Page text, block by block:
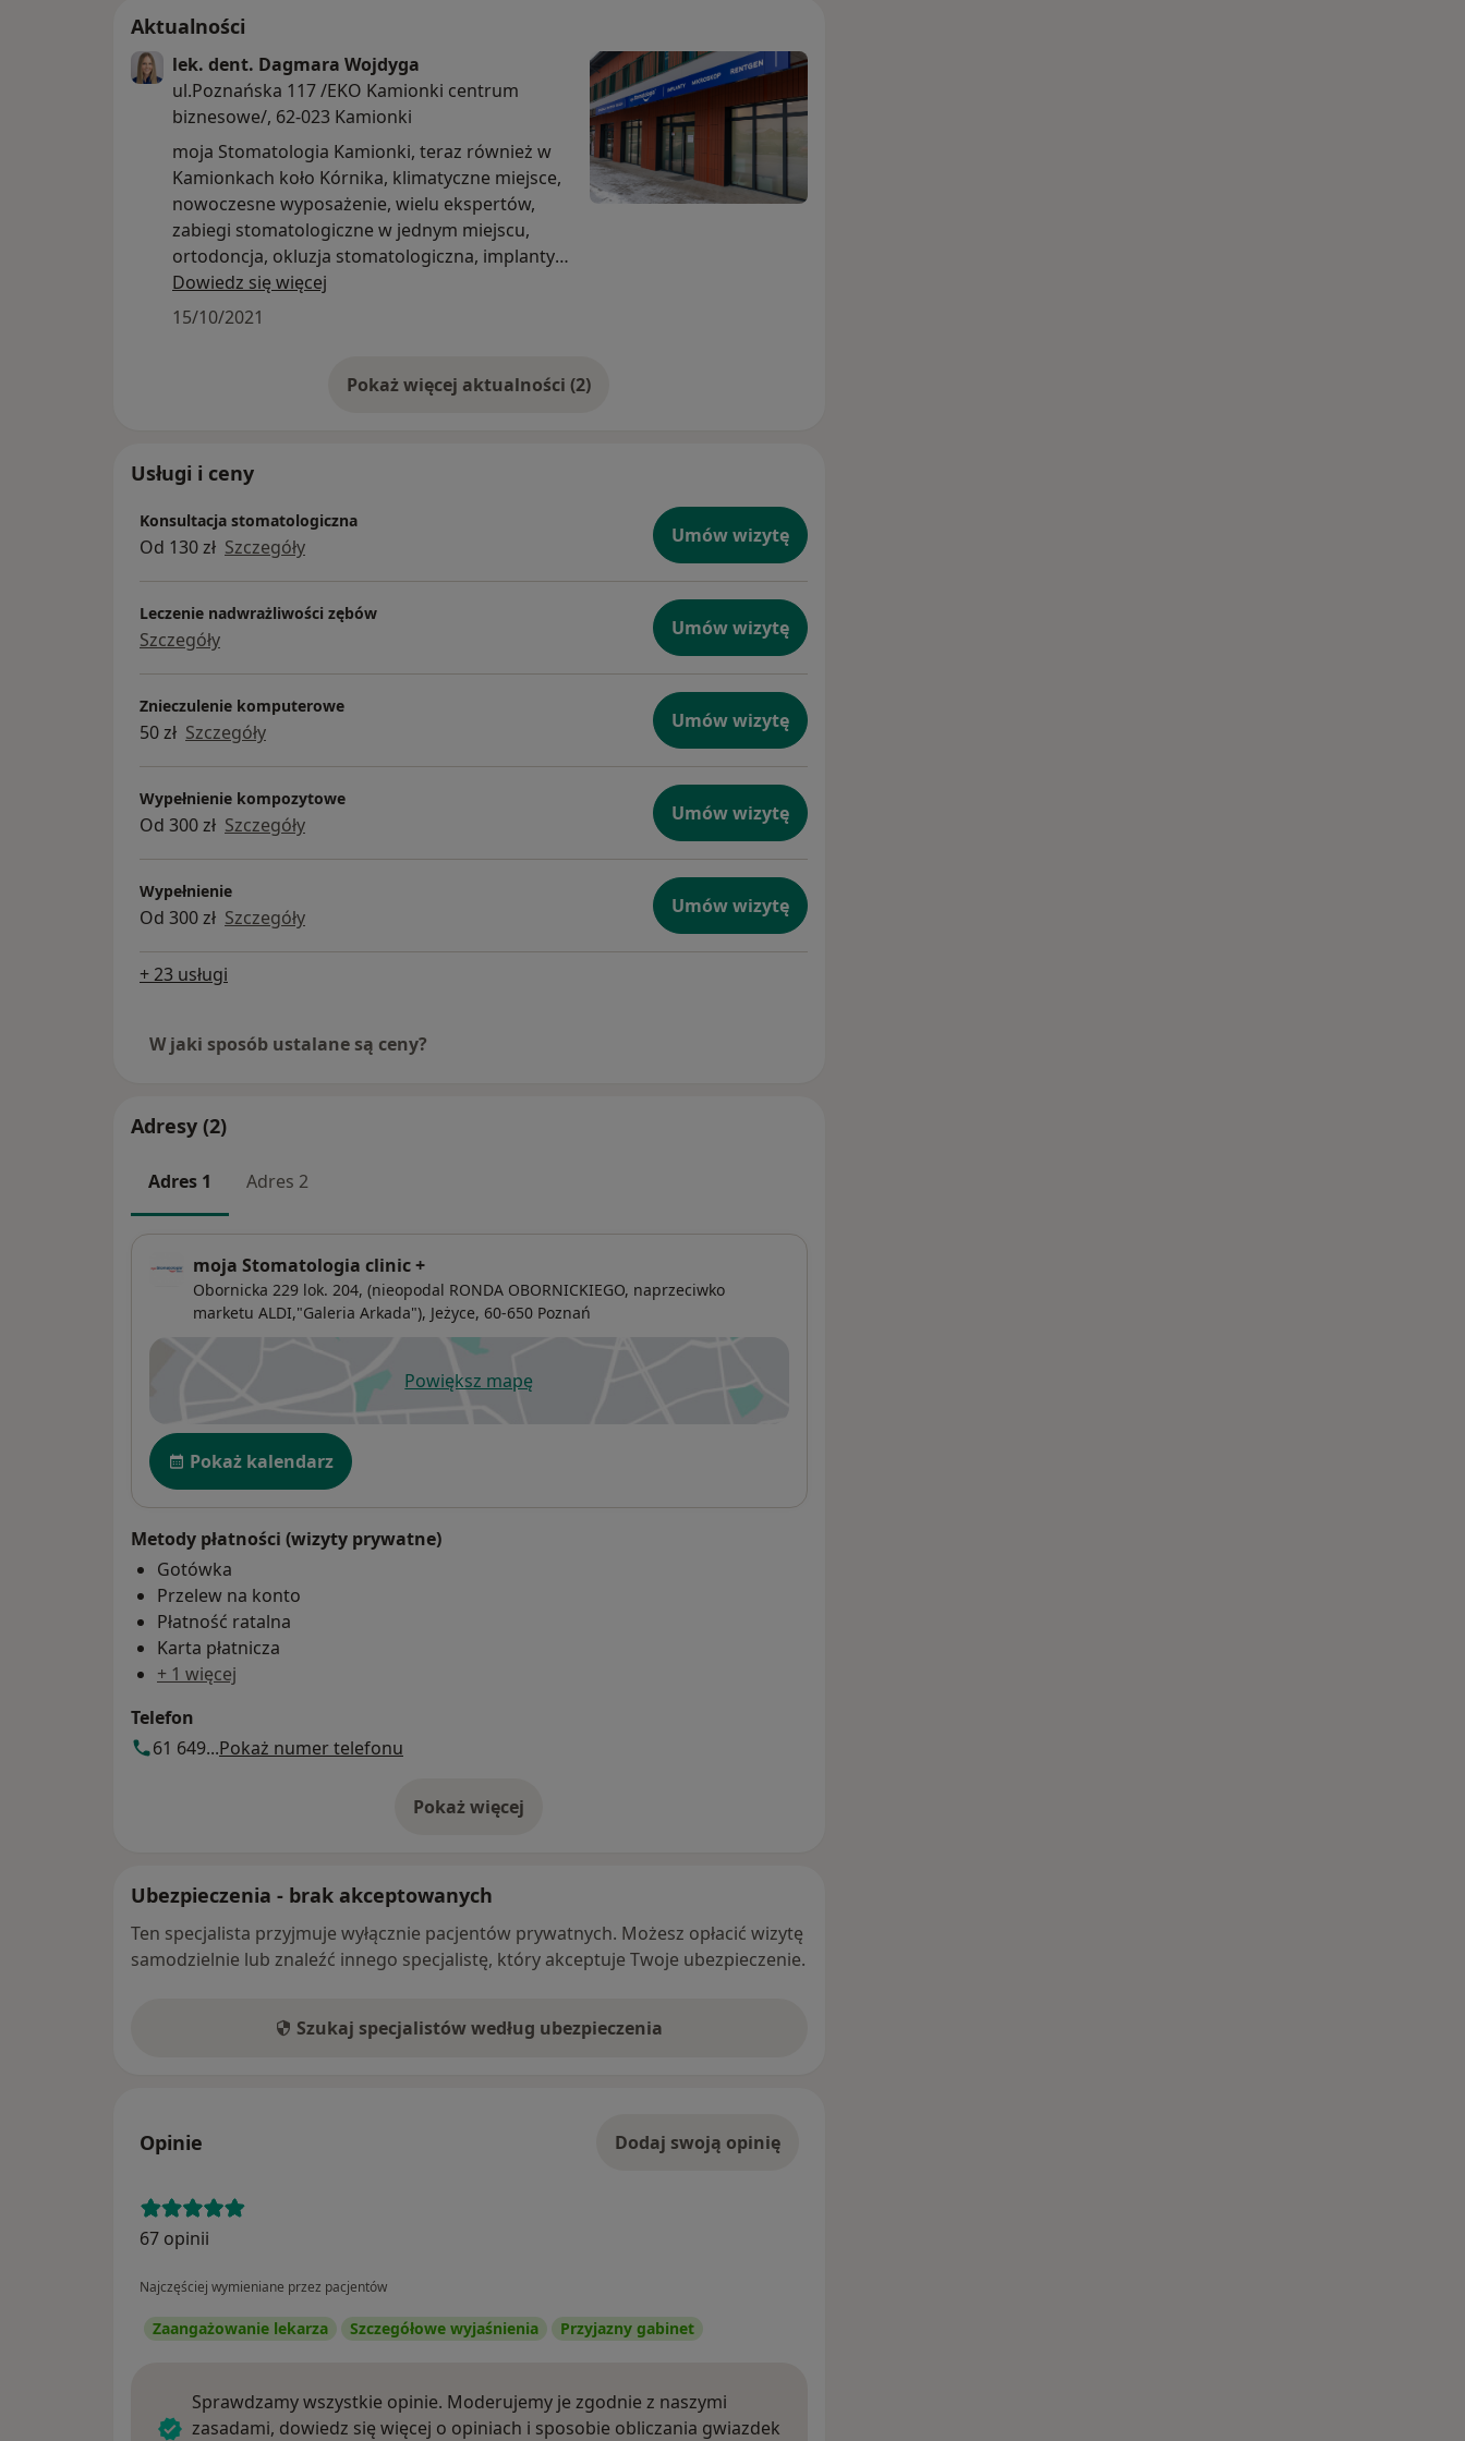
Aktualności
lek. dent. Dagmara Wojdyga
ul.Poznańska 117 /EKO Kamionki centrum
biznesowe/, 62-023 Kamionki
moja Stomatologia Kamionki, teraz również w
Kamionkach koło Kórnika, klimatyczne miejsce,
nowoczesne wyposażenie, wielu ekspertów,
zabiegi stomatologiczne w jednym miejscu,
ortodoncja, okluzja stomatologiczna, implanty,
mikroskop, rentgen !
Możliwość wykonania wypełnień (potocznie
Dowiedz się więcej
15/10/2021
Pokaż więcej aktualności (2)
Usługi i ceny
Konsultacja stomatologiczna
Od 130 zł Szczegóły Umów wizytę
Leczenie nadwrażliwości zębów
Szczegóły Umów wizytę
Znieczulenie komputerowe
50 zł Szczegóły Umów wizytę
Wypełnienie kompozytowe
Od 300 zł Szczegóły Umów wizytę
Wypełnienie
Od 300 zł Szczegóły Umów wizytę
+ 23 usługi
W jaki sposób ustalane są ceny?
Adresy (2)
Adres 1 Adres 2
moja Stomatologia clinic +
Obornicka 229 lok. 204, (nieopodal RONDA OBORNICKIEGO, naprzeciwko
marketu ALDI,"Galeria Arkada"), Jeżyce, 60-650 Poznań
Powiększ mapęotwiera się w nowej karcie
Dostępność
Pokaż kalendarz
Metody płatności (wizyty prywatne)
Gotówka
Przelew na konto
Płatność ratalna
Karta płatnicza
+ 1 więcej
Telefon
61 649...Pokaż numer telefonu
Pokaż więcej
o adresie
Ubezpieczenia - brak akceptowanych
Ten specjalista przyjmuje wyłącznie pacjentów prywatnych. Możesz opłacić wizytę
samodzielnie lub znaleźć innego specjalistę, który akceptuje Twoje ubezpieczenie.
Szukaj specjalistów według ubezpieczenia
Opinie Dodaj swoją opinię
67 opinii
Najczęściej wymieniane przez pacjentów
Zaangażowanie lekarza Szczegółowe wyjaśnienia Przyjazny gabinet
Sprawdzamy wszystkie opinie. Moderujemy je zgodnie z naszymi
zasadami, dowiedz się więcej o opiniach i sposobie obliczania gwiazdek